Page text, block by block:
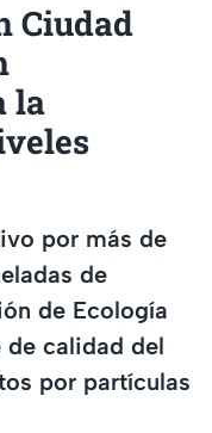
Ciudad
la
por más de
de
de Ecología
calidad del
por partículas